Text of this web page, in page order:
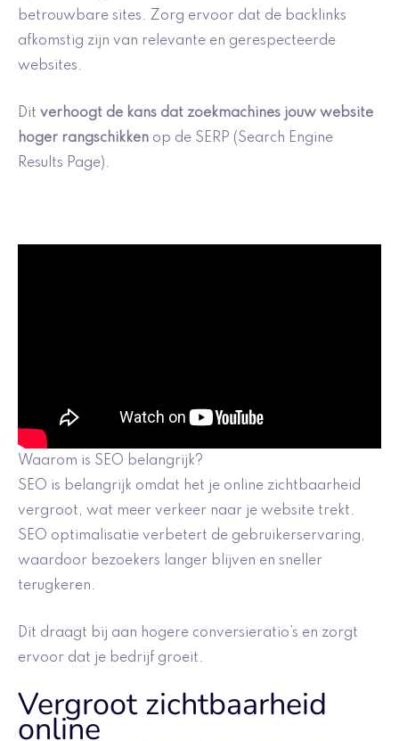
betrouwbare sites. Zorg ervoor dat de backlinks
afkomstig zijn van relevante en gerespecteerde
websites.
Dit verhoogt de kans dat zoekmachines jouw website
hoger rangschikken op de SERP (Search Engine
Results Page).
Waarom is SEO belangrijk?
SEO is belangrijk omdat het je online zichtbaarheid
vergroot, wat meer verkeer naar je website trekt.
SEO optimalisatie verbetert de gebruikerservaring,
waardoor bezoekers langer blijven en sneller
terugkeren.
Dit draagt bij aan hogere conversieratio’s en zorgt
ervoor dat je bedrijf groeit.
Vergroot zichtbaarheid
online